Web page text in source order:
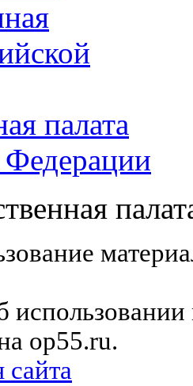
палата
Федерации
op55.ru.
сайта